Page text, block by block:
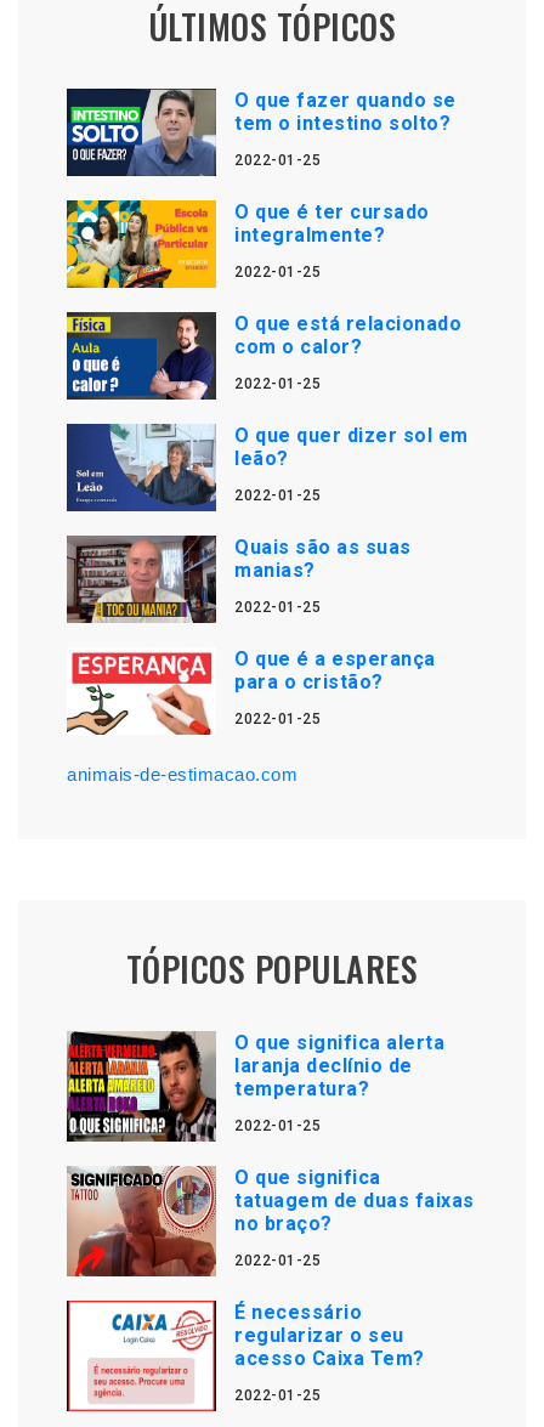
ÚLTIMOS TÓPICOS
O que fazer quando se
tem o intestino solto?
2022-01-25
O que é ter cursado
integralmente?
2022-01-25
O que está relacionado
com o calor?
2022-01-25
O que quer dizer sol em
leão?
2022-01-25
Quais são as suas
manias?
2022-01-25
O que é a esperança
para o cristão?
2022-01-25
animais-de-estimacao.com
TÓPICOS POPULARES
O que significa alerta
laranja declínio de
temperatura?
2022-01-25
O que significa
tatuagem de duas faixas
no braço?
2022-01-25
É necessário
regularizar o seu
acesso Caixa Tem?
2022-01-25